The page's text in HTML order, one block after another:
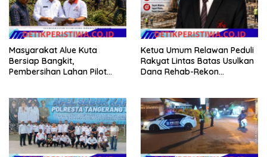
Masyarakat Alue Kuta
Bersiap Bangkit,
Pembersihan Lahan Pilot
Ketua Umum Relawan Peduli
Rakyat Lintas Batas Usulkan
Dana Rehab-Rekon
Pemerintah Pusat